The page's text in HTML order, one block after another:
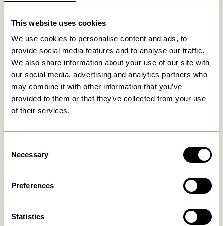
This website uses cookies
We use cookies to personalise content and ads, to
provide social media features and to analyse our traffic.
We also share information about your use of our site with
our social media, advertising and analytics partners who
may combine it with other information that you’ve
provided to them or that they’ve collected from your use
of their services.
Selection
Necessary
Preferences
Statistics
Relaterede varer
Crayon Rullebord Natur